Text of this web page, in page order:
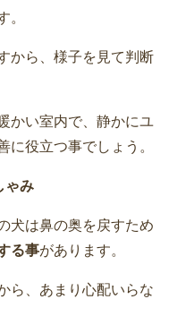
。
から、様子を見て判断
かい室内で、静かにユ
に役立つ事でしょう。
ゃみ
犬は鼻の奥を戻すため
る事があります。
ら、あまり心配いらな